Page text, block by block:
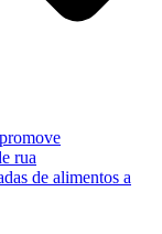
rua
de alimentos a